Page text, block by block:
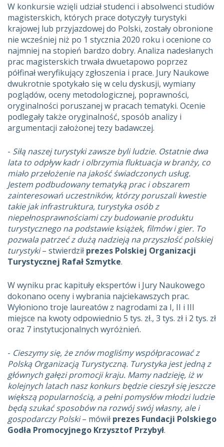
W konkursie wzięli udział studenci i absolwenci studiów
magisterskich, których prace dotyczyły turystyki
krajowej lub przyjazdowej do Polski, zostały obronione
nie wcześniej niż po 1 stycznia 2020 roku i ocenione co
najmniej na stopień bardzo dobry. Analiza nadesłanych
prac magisterskich trwała dwuetapowo poprzez
półfinał weryfikujący zgłoszenia i prace. Jury Naukowe
dwukrotnie spotykało się w celu dyskusji, wymiany
poglądów, oceny metodologicznej, poprawności,
oryginalności poruszanej w pracach tematyki. Ocenie
podlegały także oryginalność, sposób analizy i
argumentacji założonej tezy badawczej.
- Siłą naszej turystyki zawsze byli ludzie. Ostatnie dwa
lata to odpływ kadr i olbrzymia fluktuacja w branży, co
miało przełożenie na jakość świadczonych usług.
Jestem podbudowany tematyką prac i obszarem
zainteresowań uczestników, którzy poruszali kwestie
takie jak infrastruktura, turystyka osób z
niepełnosprawnościami czy budowanie produktu
turystycznego na podstawie książek, filmów i gier. To
pozwala patrzeć z dużą nadzieją na przyszłość polskiej
turystyki– stwierdził prezes Polskiej Organizacji
Turystycznej Rafał Szmytke.
W wyniku prac kapituły ekspertów i Jury Naukowego
dokonano oceny i wybrania najciekawszych prac.
Wyłoniono troje laureatów z nagrodami za I, II i III
miejsce na kwoty odpowiednio 5 tys. zł., 3 tys. zł i 2 tys. zł
oraz 7 instytucjonalnych wyróżnień.
- Cieszymy się, że znów mogliśmy współpracować z
Polską Organizacją Turystyczną. Turystyka jest jedną z
głównych gałęzi promocji kraju. Mamy nadzieję, iż w
kolejnych latach nasz konkurs będzie cieszył się jeszcze
większą popularnością, a pełni pomysłów młodzi ludzie
będą szukać sposobów na rozwój swój własny, ale i
gospodarczy Polski– mówił prezes Fundacji Polskiego
Godła Promocyjnego Krzysztof Przybył.